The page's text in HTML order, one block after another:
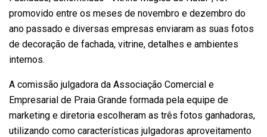
promovido entre os meses de novembro e dezembro do
ano passado e diversas empresas enviaram as suas fotos
de decoração de fachada, vitrine, detalhes e ambientes
internos.
A comissão julgadora da Associação Comercial e
Empresarial de Praia Grande formada pela equipe de
marketing e diretoria escolheram as três fotos ganhadoras,
utilizando como características julgadoras aproveitamento